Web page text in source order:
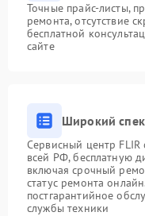
Точные прайс-листы,
ремонта, отсутствие
бесплатной
сайте
Широкий
Сервисный центр FLIR
всей РФ, бесплатную
включая срочный
статус ремонта
постгарантийное
службы техники